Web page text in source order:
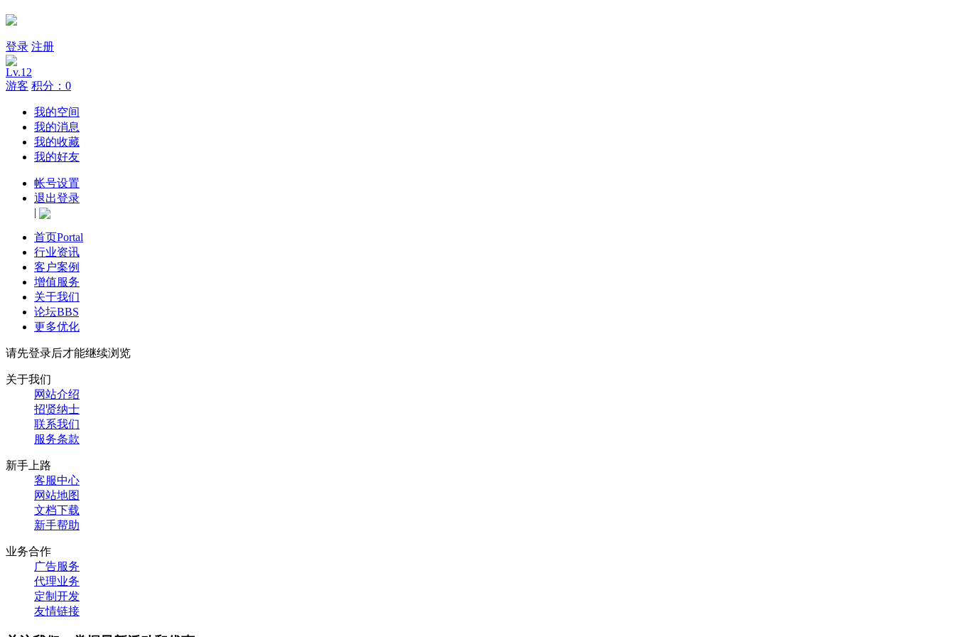
登录 注册
Lv.12
游客 积分：0
我的空间
我的消息
我的收藏
我的好友
帐号设置
退出登录
|
首页Portal
行业资讯
客户案例
增值服务
关于我们
论坛BBS
更多优化
请先登录后才能继续浏览
关于我们
网站介绍
招贤纳士
联系我们
服务条款
新手上路
客服中心
网站地图
文档下载
新手帮助
业务合作
广告服务
代理业务
定制开发
友情链接